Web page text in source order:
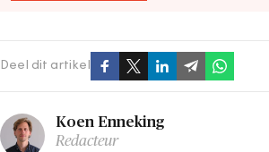
Deel dit artikel
Koen Enneking
Redacteur